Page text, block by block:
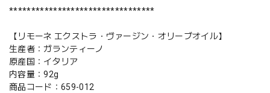
*********************************
【リモーネ エクストラ・ヴァージン・オリーブオイル】
生産者：ガランティーノ
原産国：イタリア
内容量：92g
商品コード：659-012